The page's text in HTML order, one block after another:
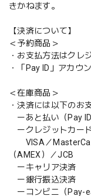
きかねます。
【決済について】
＜予約商品＞
・お支払方法はクレ
・「Pay ID」アカウ
＜在庫商品＞
・決済には以下のお
ーあと払い（Pay ID
ークレジットカー
VISA／
（AMEX）／JCB
ーキャリア決済
ー銀行振込決済
ーコンビニ（Pay-